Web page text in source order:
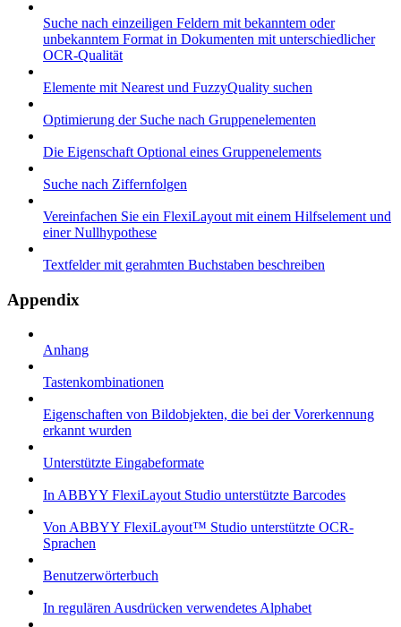
Suche nach einzeiligen Feldern mit bekanntem oder
unbekanntem Format in Dokumenten mit unterschiedlicher
OCR-Qualität
Elemente mit Nearest und FuzzyQuality suchen
Optimierung der Suche nach Gruppenelementen
Die Eigenschaft Optional eines Gruppenelements
Suche nach Ziffernfolgen
Vereinfachen Sie ein FlexiLayout mit einem Hilfselement und
einer Nullhypothese
Textfelder mit gerahmten Buchstaben beschreiben
Appendix
Anhang
Tastenkombinationen
Eigenschaften von Bildobjekten, die bei der Vorerkennung
erkannt wurden
Unterstützte Eingabeformate
In ABBYY FlexiLayout Studio unterstützte Barcodes
Von ABBYY FlexiLayout™ Studio unterstützte OCR-
Sprachen
Benutzerwörterbuch
In regulären Ausdrücken verwendetes Alphabet